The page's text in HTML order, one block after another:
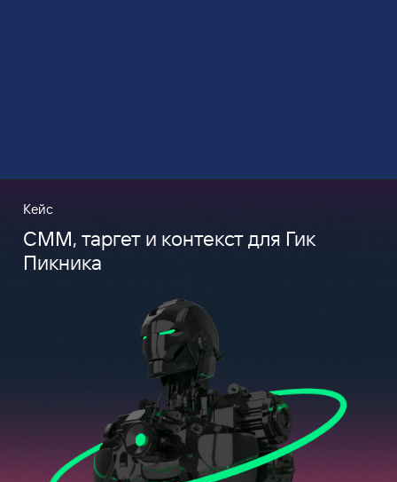
Кейс
CMM, таргет и контекст для Гик
Пикника